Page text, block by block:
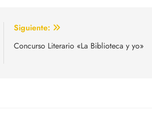
Siguiente:
Concurso Literario «La Biblioteca y yo»